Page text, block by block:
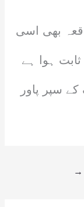
بھی اسی
ہوا ہے
سپر پاور
→